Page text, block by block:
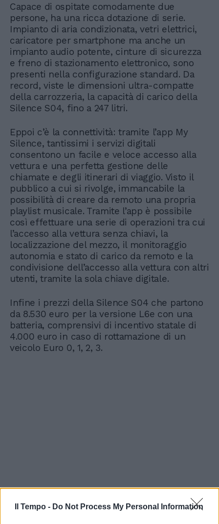
Il Tempo - Do Not Process My Personal Information
Capace di ospitate comodamente due
persone, ha una ricca dotazione di serie.
Impianto di aria condizionata, vetri elettrici,
caricatore per smartphone ma anche un
impianto audio potente, cinture di sicurezza
e freno di stazionamento elettronico, sono
presenti nella configurazione standard. Da
record, viste le dimensioni ultra-compatte
della carrozzeria, la capacità di carico della
Silence S04, fino a 247 litri.
Eppoi c’è la connettività: tramite l’app My
Silence, tantissimi i servizi digitali
consentono un facile e veloce accesso alla
vettura e una perfetta gestione delle
chiamate e degli itinerari di viaggio. Visto il
pubblico a cui si rivolge, immancabile la
possibilità di creare da remoto una propria
playlist musicale. Tramite l’app è possibile
così effettuare una serie di operazioni tra cui
l’accesso alla vettura senza chiavi, la
localizzazione del mezzo, il monitoraggio
autonomia e stato di carico da remoto e la
condivisione dell’accesso alla vettura con altri
utenti, tramite la sola chiave digitale.
Infine i prezzi della Silence S04 che partono
da 8.530 euro per la versione L6e con una
batteria, comprensivi di incentivo statale di
4.000 euro in caso di rottamazione di un
veicolo Euro 0, 1, 2, 3.